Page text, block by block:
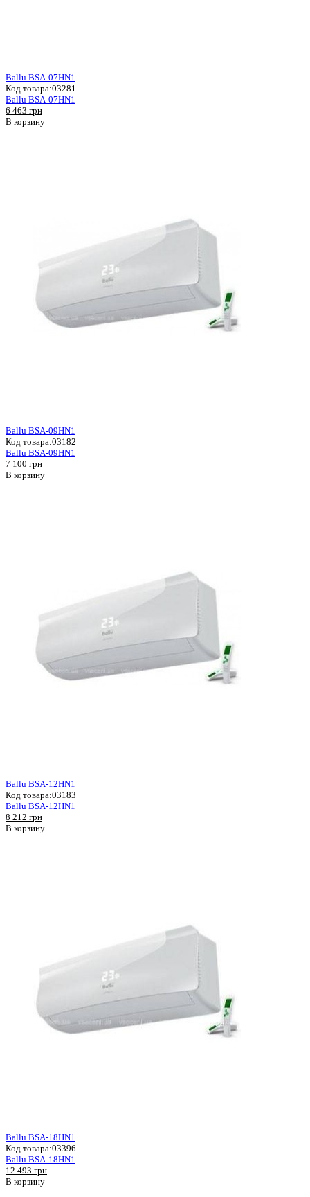
Ballu BSA-07HN1
Код товара:03281
Ballu BSA-07HN1
6 463 грн
В корзину
Ballu BSA-09HN1
Код товара:03182
Ballu BSA-09HN1
7 100 грн
В корзину
Ballu BSA-12HN1
Код товара:03183
Ballu BSA-12HN1
8 212 грн
В корзину
Ballu BSA-18HN1
Код товара:03396
Ballu BSA-18HN1
12 493 грн
В корзину